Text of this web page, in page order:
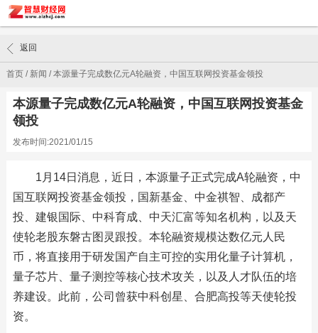
首页/ 新闻 /本源量子完成数亿元A轮融资，中国互联网投资基金领投
返回
本源量子完成数亿元A轮融资，中国互联网投资基金
领投
发布时间:2021/01/15
1月14日消息，近日，本源量子正式完成A轮融资，中
国互联网投资基金领投，国新基金、中金祺智、成都产
投、建银国际、中科育成、中天汇富等知名机构，以及天
使轮老股东磐古图灵跟投。本轮融资规模达数亿元人民
币，将直接用于研发国产自主可控的实用化量子计算机，
量子芯片、量子测控等核心技术攻关，以及人才队伍的培
养建设。此前，公司曾获中科创星、合肥高投等天使轮投
资。